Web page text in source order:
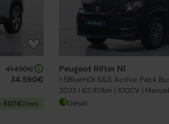
41.490€
34.590€
507€/mes
Peugeot Rifter N1
2023 | 63.917km | 100CV | Manual
Diésel